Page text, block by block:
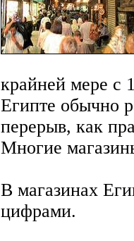
крайней мере с
Египте обычно
перерыв, как
Многие
В магазинах
цифрами.